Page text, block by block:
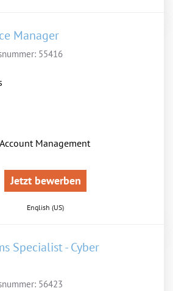
Manager
55416
Management
Jetzt bewerben
English (US)
Specialist - Cyber
56423